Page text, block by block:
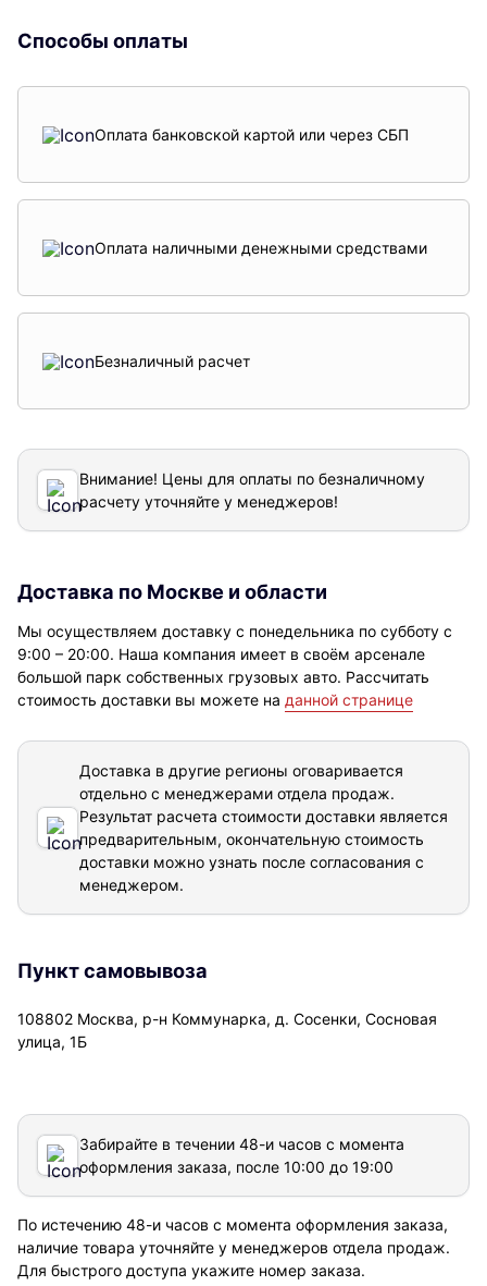
Способы оплаты
Оплата банковской картой или через СБП
Оплата наличными денежными средствами
Безналичный расчет
Внимание! Цены для оплаты по безналичному
расчету уточняйте у менеджеров!
Доставка по Москве и области
Мы осуществляем доставку с понедельника по субботу с
9:00 – 20:00. Наша компания имеет в своём арсенале
большой парк собственных грузовых авто. Рассчитать
стоимость доставки вы можете на данной странице
Доставка в другие регионы оговаривается
отдельно с менеджерами отдела продаж.
Результат расчета стоимости доставки является
предварительным, окончательную стоимость
доставки можно узнать после согласования с
менеджером.
Пункт самовывоза
108802 Москва, р-н Коммунарка, д. Сосенки, Сосновая
улица, 1Б
Забирайте в течении 48-и часов с момента
оформления заказа, после 10:00 до 19:00
По истечению 48-и часов с момента оформления заказа,
наличие товара уточняйте у менеджеров отдела продаж.
Для быстрого доступа укажите номер заказа.